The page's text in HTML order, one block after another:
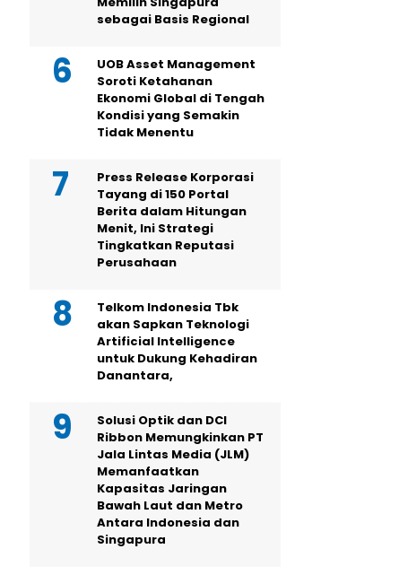
sebagai Basis Regional
UOB Asset Management
Soroti Ketahanan
Ekonomi Global di Tengah
Kondisi yang Semakin
Tidak Menentu
Press Release Korporasi
Tayang di 150 Portal
Berita dalam Hitungan
Menit, Ini Strategi
Tingkatkan Reputasi
Perusahaan
Telkom Indonesia Tbk
akan Sapkan Teknologi
Artificial Intelligence
untuk Dukung Kehadiran
Danantara,
Solusi Optik dan DCI
Ribbon Memungkinkan PT
Jala Lintas Media (JLM)
Memanfaatkan
Kapasitas Jaringan
Bawah Laut dan Metro
Antara Indonesia dan
Singapura